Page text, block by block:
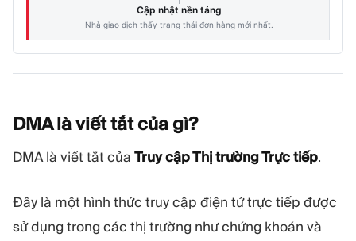
Cập nhật nền tảng
Nhà giao dịch thấy trạng thái đơn hàng mới nhất.
DMA là viết tắt của gì?
DMA là viết tắt của Truy cập Thị trường Trực tiếp.
Đây là một hình thức truy cập điện tử trực tiếp được
sử dụng trong các thị trường như chứng khoán và